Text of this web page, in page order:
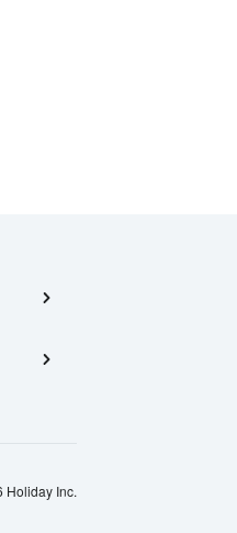
Holiday Inc.